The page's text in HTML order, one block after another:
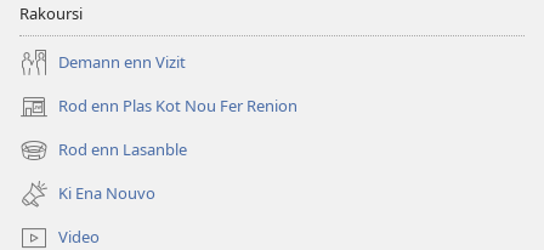
Rakoursi
Demann enn Vizit
Rod enn Plas Kot Nou Fer Renion
(ouver
enn
nouvo
tab)
Rod enn Lasanble
(ouver
enn
nouvo
tab)
Ki Ena Nouvo
Video